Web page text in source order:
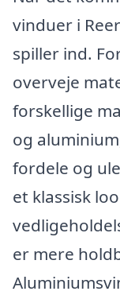
vinduer i
spiller ind.
overveje
forskellige
og
fordele og
et klassisk
er mere